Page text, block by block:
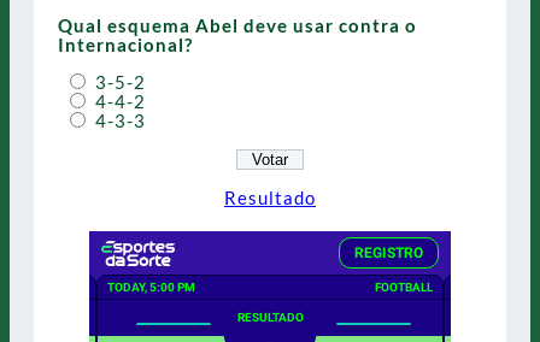
Qual esquema Abel deve usar contra o
Internacional?
3-5-2
4-4-2
4-3-3
Resultado